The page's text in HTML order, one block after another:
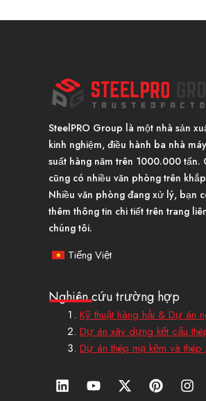
SteelPRO Group là một nhà sản
kinh nghiệm, điều hành ba nhà
suất hàng năm trên 1000.000 tấn.
cũng có nhiều văn phòng trên
Nhiều văn phòng đang xử lý, bạn
thêm thông tin chi tiết trên trang
chúng tôi.
Tiếng Việt
Nghiên cứu trường hợp
Kỹ thuật hàng hải & Dự án
Dự án xây dựng kết cấu
Dự án thép mạ kẽm và thép
L
i
Y
o
X
-
P
i
I
n